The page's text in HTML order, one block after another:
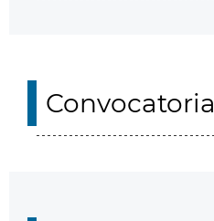
Convocatoria